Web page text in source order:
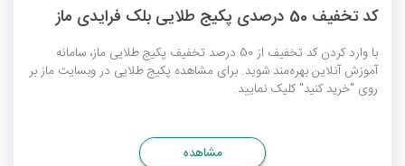
کد تخفیف 50 درصدی پکیج طلایی بلک فرایدی ماز
با وارد کردن کد تخفیف از 50 درصد تخفیف پکیج طلایی ماز، سامانه
آموزش آنلاین بهره‌مند شوید. برای مشاهده پکیج طلایی در وبسایت ماز بر
روی "خرید کنید" کلیک نمایید.
مشاهده